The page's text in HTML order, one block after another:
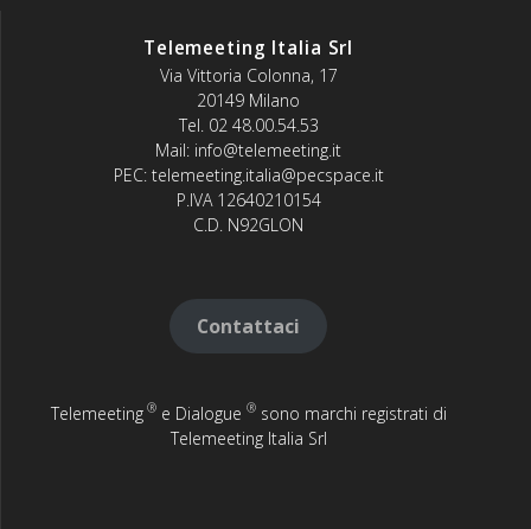
Telemeeting Italia Srl
Via Vittoria Colonna, 17
20149 Milano
Tel. 02 48.00.54.53
Mail: info@telemeeting.it
PEC: telemeeting.italia@pecspace.it
P.IVA 12640210154
C.D. N92GLON
Contattaci
Telemeeting ® e Dialogue ®sono marchi registrati di
Telemeeting Italia Srl